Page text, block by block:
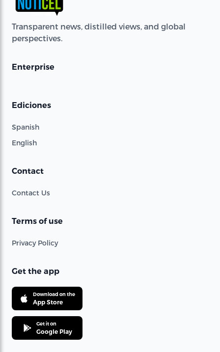
Transparent news, distilled views, and global
perspectives.
Enterprise
Ediciones
Spanish
English
Contact
Contact Us
Terms of use
Privacy Policy
Get the app
Download on the
App Store
Get it on
Google Play